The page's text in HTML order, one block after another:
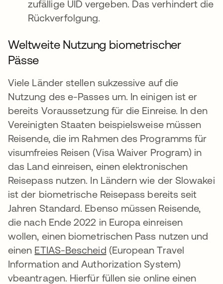
zufällige UID vergeben. Das verhindert die
Rückverfolgung.
Weltweite Nutzung biometrischer
Pässe
Viele Länder stellen sukzessive auf die
Nutzung des e-Passes um. In einigen ist er
bereits Voraussetzung für die Einreise. In den
Vereinigten Staaten beispielsweise müssen
Reisende, die im Rahmen des Programms für
visumfreies Reisen (Visa Waiver Program) in
das Land einreisen, einen elektronischen
Reisepass nutzen. In Ländern wie der Slowakei
ist der biometrische Reisepass bereits seit
Jahren Standard. Ebenso müssen Reisende,
die nach Ende 2022 in Europa einreisen
wollen, einen biometrischen Pass nutzen und
einen ETIAS-Bescheid (European Travel
Information and Authorization System)
vbeantragen. Hierfür füllen sie online einen